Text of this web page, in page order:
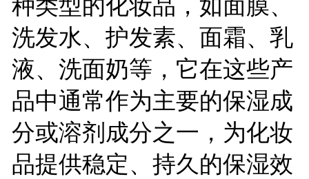
洗发水、护发素、面霜、乳
液、洗面奶等，它在这些产
品中通常作为主要的保湿成
分或溶剂成分之一，为化妆
品提供稳定、持久的保湿效